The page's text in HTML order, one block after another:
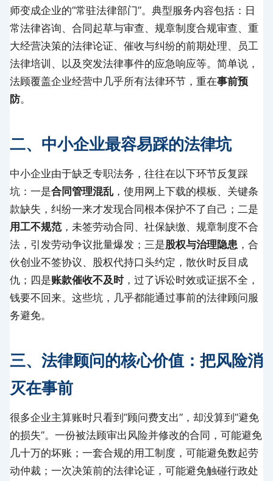
师变成企业的”常驻法律部门”。典型服务内容包括：日
常法律咨询、合同起草与审查、规章制度合规审查、重
大经营决策的法律论证、催收与纠纷的前期处理、员工
法律培训、以及突发法律事件的应急响应等。简单说，
法顾覆盖企业经营中几乎所有法律环节，重在事前预
防。
二、中小企业最容易踩的法律坑
中小企业由于缺乏专职法务，往往在以下环节反复踩
坑：一是合同管理混乱 ，使用网上下载的模板、关键条
款缺失，纠纷一来才发现合同根本保护不了自己；二是
用工不规范，未签劳动合同、社保缺缴、规章制度不合
法，引发劳动争议批量爆发；三是股权与治理隐患 ，合
伙创业不签协议、股权代持口头约定，散伙时反目成
仇；四是账款催收不及时，过了诉讼时效或证据不全，
钱要不回来。这些坑，几乎都能通过事前的法律顾问服
务避免。
三、法律顾问的核心价值：把风险消
灭在事前
很多企业主算账时只看到”顾问费支出”，却没算到”避免
的损失”。一份被法顾审出风险并修改的合同，可能避免
几十万的坏账；一套合规的用工制度，可能避免数起劳
动仲裁；一次决策前的法律论证，可能避免触碰行政处